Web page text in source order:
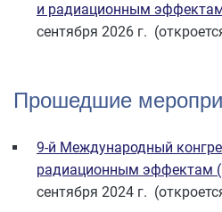
и радиационным эффектам
сентября 2026 г.
Прошедшие
9-й Международный
радиационным эффектам
сентября 2024 г.